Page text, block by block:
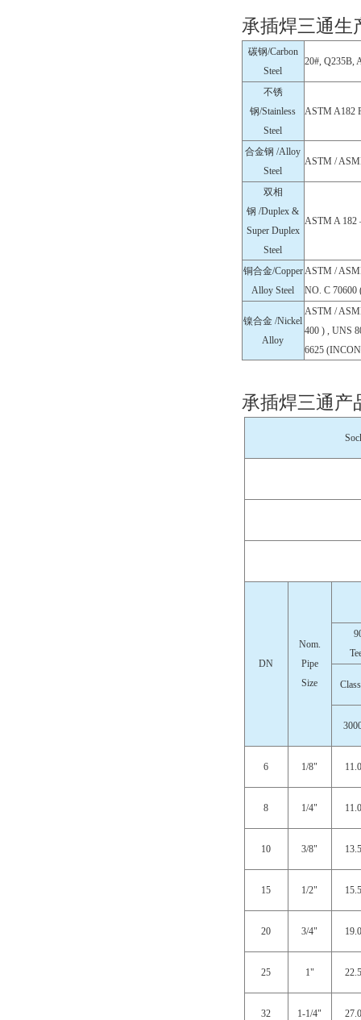
承插焊三通生
碳钢/Carbon
Steel
20#, Q235B,
不锈
钢/Stainless
Steel
ASTM A182
合金钢 /Alloy
Steel
ASTM /
双相
钢 /Duplex &
Super Duplex
Steel
ASTM A 182
铜合金/Copper
Alloy Steel
ASTM /
NO. C 70600
镍合金 /Nickel
Alloy
ASTM /
400 ) , UNS
6625
承插焊三通产
DN
Nom.
Pipe
Size
6 1/8" 11.0
8 1/4" 11.0
10 3/8" 13.5
15 1/2" 15.5
20 3/4" 19.0
25 1" 22.5
32 1-1/4" 27.0